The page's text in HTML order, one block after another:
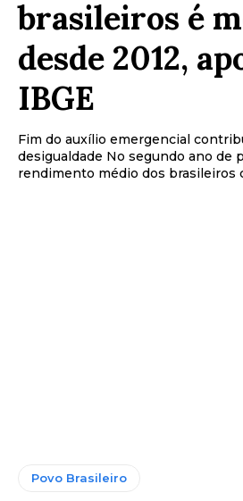
brasileiros é
desde 2012,
IBGE
Fim do auxílio emergencial
desigualdade No segundo ano de pandemia, em 2021, o
rendimento médio dos brasileiros
Povo Brasileiro